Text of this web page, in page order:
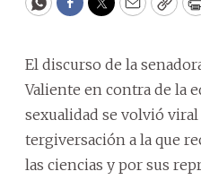
WhatsApp
Facebook
Twitter
Email
El discurso de la
Valiente en contra de la
sexualidad se volvió
tergiversación a la que
las ciencias y por sus